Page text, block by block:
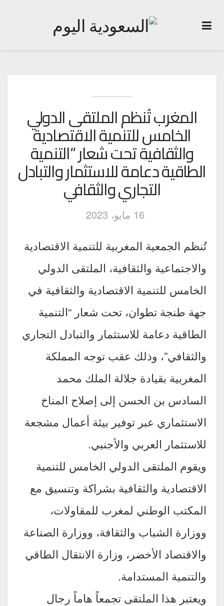
المغرب تُنظم الملتقى الدولي
الخامس للتنمية الاقتصادية
والثقافية تحت شعار “التنمية
الطاقية دعامة للاستثمار والتبادل
التجاري والثقافي
16 مايو، 2023
تُنظم الجمعية المغربية للتنمية الاقتصادية
والاجتماعية والثقافية، الملتقى الدولي
الخامس للتنمية الاقتصادية والثقافية في
جهة طنجة تطوان، تحت شعار “التنمية
الطاقية دعامة للاستثمار والتبادل التجاري
والثقافي”، وذلك عقب توجه المملكة
المغربية بقيادة جلالة الملك محمد
السادس بن الحسن إلى إصلاح المناخ
الاستثماري عبر توفير بيئة أعمال مشجعة
للاستثمار العربي والأجنبي.
ويقوم الملتقى الدولي الخامس للتنمية
الاقتصادية والثقافية بشراكة وتنسيق مع
المكتب الوطني لمغرب للمقاولات،
ووزارة الشباب والثقافة، ووزارة الصناعة
والاقتصاد الأخضر، وزارة الانتقال الطاقي
والتنمية المستدامة.
ويعتبر هذا الملتقى تجمعاً هاماً رجال